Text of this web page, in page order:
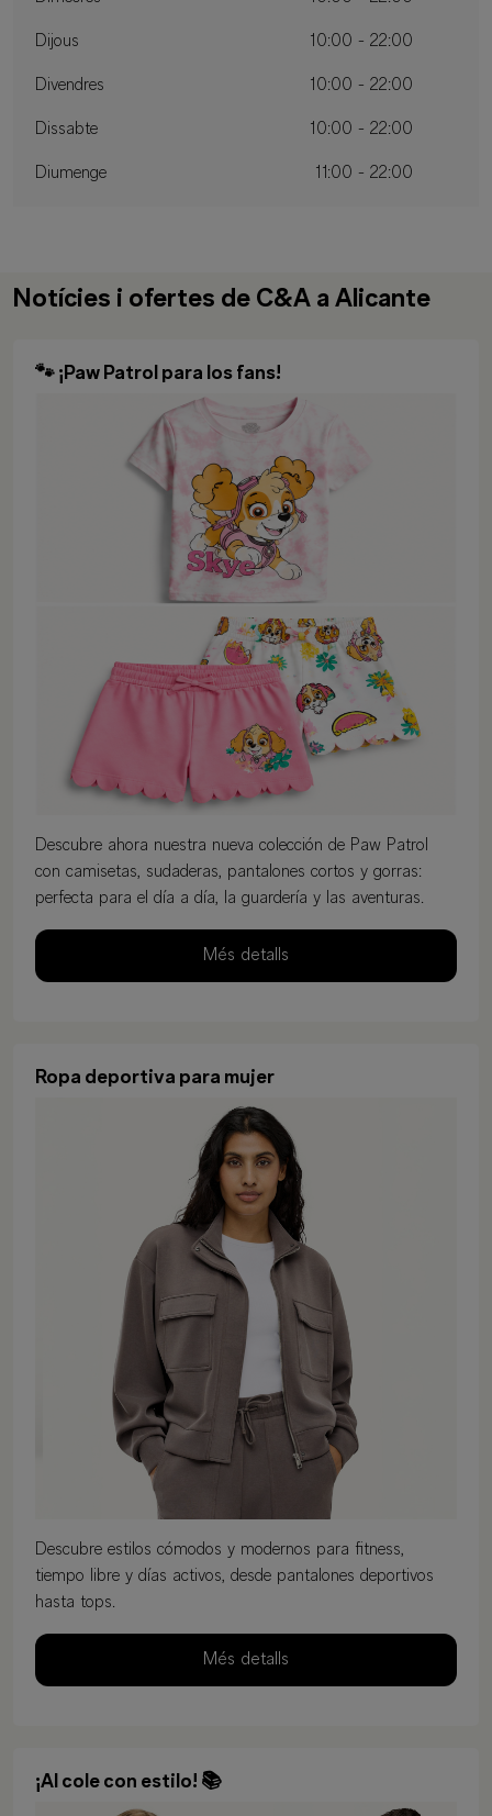
Dijous 10:00 - 22:00
Divendres 10:00 - 22:00
Dissabte 10:00 - 22:00
Diumenge 11:00 - 22:00
Notícies i ofertes de C&A a Alicante
🐾 ¡Paw Patrol para los fans!
Descubre ahora nuestra nueva colección de Paw Patrol
con camisetas, sudaderas, pantalones cortos y gorras:
perfecta para el día a día, la guardería y las aventuras.
Més detalls
Ropa deportiva para mujer
Descubre estilos cómodos y modernos para fitness,
tiempo libre y días activos, desde pantalones deportivos
hasta tops.
Més detalls
¡Al cole con estilo! 📚